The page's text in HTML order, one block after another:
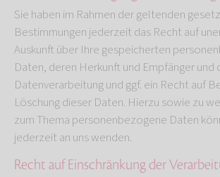
Sie haben im Rahmen der geltenden
Bestimmungen jederzeit das Recht auf
Auskunft über Ihre gespeicherten
Daten, deren Herkunft und Empfänger und
Datenverarbeitung und ggf. ein Recht auf
Löschung dieser Daten. Hierzu sowie zu
zum Thema personenbezogene Daten
jederzeit an uns wenden.
Recht auf Einschränkung der